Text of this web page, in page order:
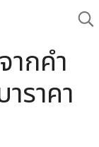
ากคำ
ราคา